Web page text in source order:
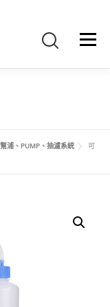
選單
車/會員
浦、PUMP、抽濾系統
可